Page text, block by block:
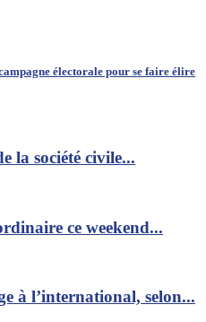
électorale pour se faire élire
la société civile...
ce weekend...
à l’international, selon...